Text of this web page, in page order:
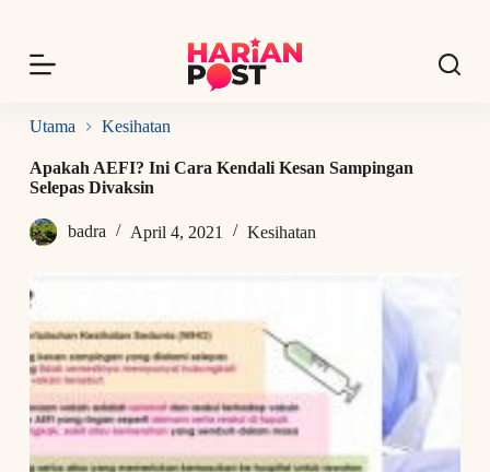
p
o
n
n
Utama Kesihatan
Apakah AEFI? Ini Cara Kendali Kesan Sampingan
Selepas Divaksin
badra April 4, 2021 Kesihatan